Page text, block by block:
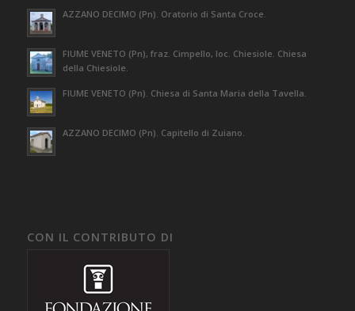
AZZANO DECIMO (Pn). Oratorio di Santa Croce.
FIUME VENETO (Pn), fraz. Cimpello, loc. Chiesiole. Chiesa
della Chiesiole.
FIUME VENETO (Pn). Chiesa di Santa Maria della Tavella.
AZZANO DECIMO (Pn). Capitello di Zuiano.
CON IL CONTRIBUTO DI